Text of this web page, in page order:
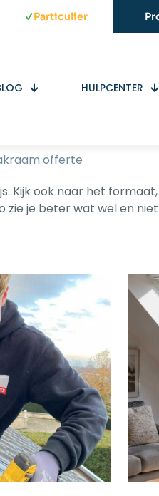
Particulier
HULPCENTER
offerte
Kijk ook naar het
je beter wat wel en